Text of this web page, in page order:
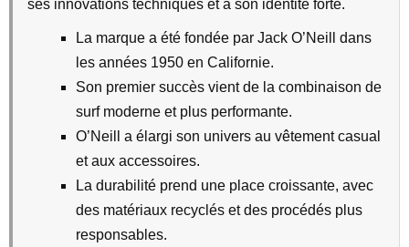
ses innovations techniques et à son identité forte.
La marque a été fondée par Jack O’Neill dans
les années 1950 en Californie.
Son premier succès vient de la combinaison de
surf moderne et plus performante.
O’Neill a élargi son univers au vêtement casual
et aux accessoires.
La durabilité prend une place croissante, avec
des matériaux recyclés et des procédés plus
responsables.